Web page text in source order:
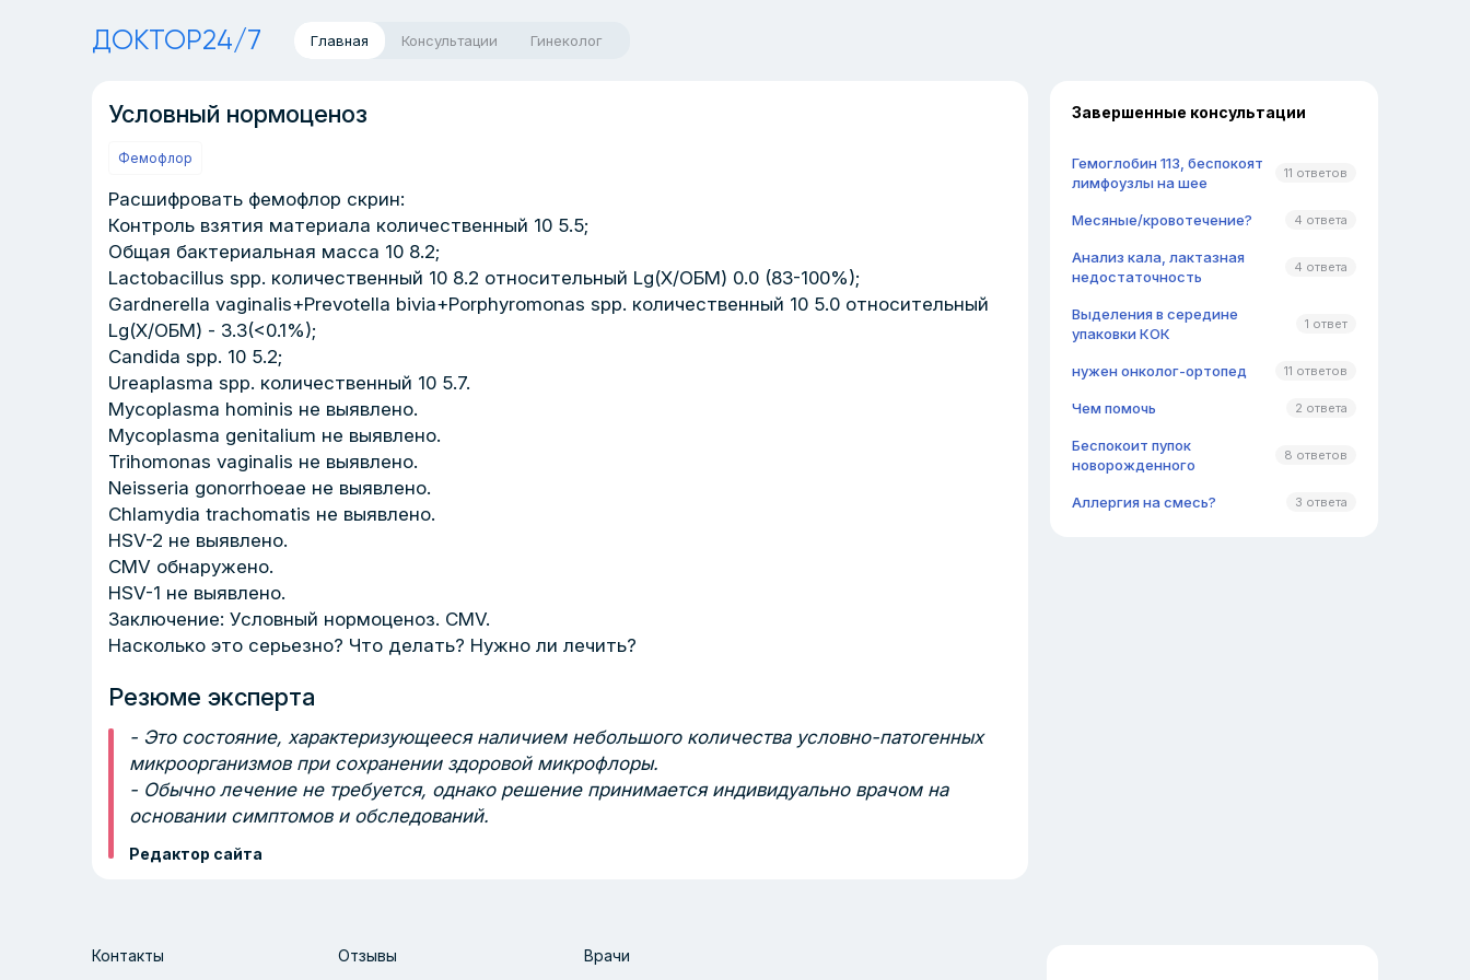
ДОКТОР24/7 Главная Консультации Гинеколог
Условный нормоценоз
Фемофлор
Расшифровать фемофлор скрин:
Контроль взятия материала количественный 10 5.5;
Общая бактериальная масса 10 8.2;
Lactobacillus spp. количественный 10 8.2 относительный Lg(X/ОБМ) 0.0 (83-100%);
Gardnerella vaginalis+Prevotella bivia+Porphyromonas spp. количественный 10 5.0 относительный
Lg(X/ОБМ) - 3.3(<0.1%);
Candida spp. 10 5.2;
Ureaplasma spp. количественный 10 5.7.
Mycoplasma hominis не выявлено.
Mycoplasma genitalium не выявлено.
Trihomonas vaginalis не выявлено.
Neisseria gonorrhoeae не выявлено.
Chlamydia trachomatis не выявлено.
HSV-2 не выявлено.
CMV обнаружено.
HSV-1 не выявлено.
Заключение: Условный нормоценоз. CMV.
Насколько это серьезно? Что делать? Нужно ли лечить?
Резюме эксперта
- Это состояние, характеризующееся наличием небольшого количества условно-патогенных
микроорганизмов при сохранении здоровой микрофлоры.
- Обычно лечение не требуется, однако решение принимается индивидуально врачом на
основании симптомов и обследований.
Редактор сайта
Завершенные консультации
Гемоглобин 113, беспокоят
лимфоузлы на шее
11 ответов
Месяные/кровотечение? 4 ответа
Анализ кала, лактазная
недостаточность
4 ответа
Выделения в середине
упаковки КОК
1 ответ
нужен онколог-ортопед 11 ответов
Чем помочь 2 ответа
Беспокоит пупок
новорожденного
8 ответов
Аллергия на смесь? 3 ответа
Контакты Отзывы Врачи